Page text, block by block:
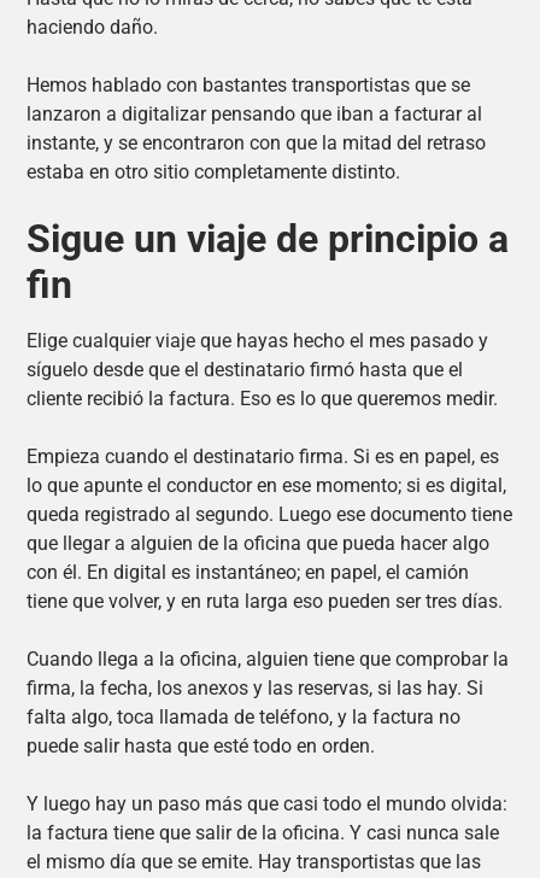
haciendo daño.
Hemos hablado con bastantes transportistas que se
lanzaron a digitalizar pensando que iban a facturar al
instante, y se encontraron con que la mitad del retraso
estaba en otro sitio completamente distinto.
Sigue un viaje de principio a
fin
Elige cualquier viaje que hayas hecho el mes pasado y
síguelo desde que el destinatario firmó hasta que el
cliente recibió la factura. Eso es lo que queremos medir.
Empieza cuando el destinatario firma. Si es en papel, es
lo que apunte el conductor en ese momento; si es digital,
queda registrado al segundo. Luego ese documento tiene
que llegar a alguien de la oficina que pueda hacer algo
con él. En digital es instantáneo; en papel, el camión
tiene que volver, y en ruta larga eso pueden ser tres días.
Cuando llega a la oficina, alguien tiene que comprobar la
firma, la fecha, los anexos y las reservas, si las hay. Si
falta algo, toca llamada de teléfono, y la factura no
puede salir hasta que esté todo en orden.
Y luego hay un paso más que casi todo el mundo olvida:
la factura tiene que salir de la oficina. Y casi nunca sale
el mismo día que se emite. Hay transportistas que las